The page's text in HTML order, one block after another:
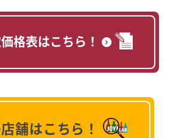
格表はこちら！
舗はこちら！